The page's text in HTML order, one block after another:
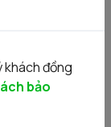
khách đồng
bảo